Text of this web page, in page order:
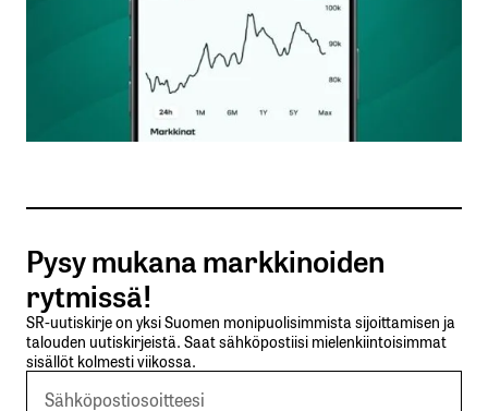
Nimesi tai nimimerkkisi
Sähköpostiosoitteesi
Tilaa SalkunRakentajan uutiskirje
Lähetä kommentti
Pysy mukana markkinoiden
rytmissä!
SR-uutiskirje on yksi Suomen monipuolisimmista sijoittamisen ja
talouden uutiskirjeistä. Saat sähköpostiisi mielenkiintoisimmat
sisällöt kolmesti viikossa.